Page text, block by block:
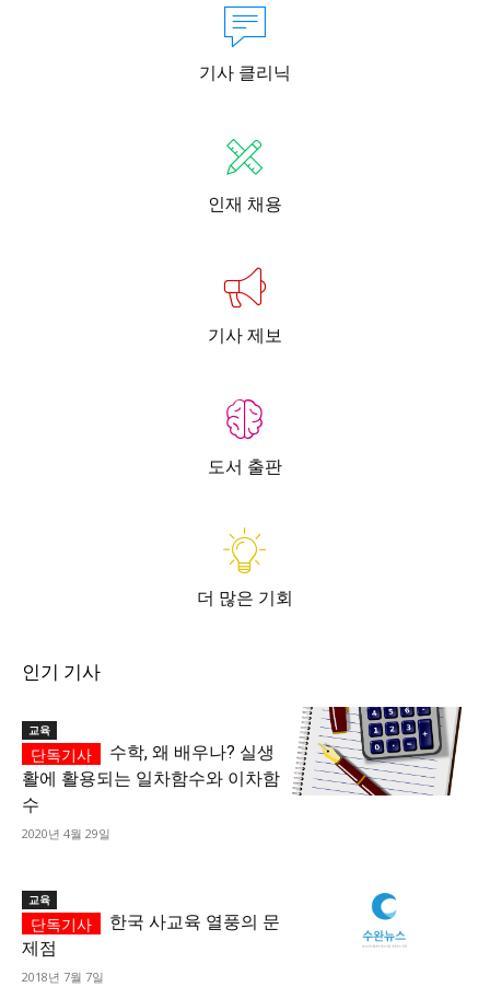
기사 클리닉
인재 채용
기사 제보
도서 출판
더 많은 기회
인기 기사
교육
수학, 왜 배우나? 실생
활에 활용되는 일차함수와 이차함
수
2020년 4월 29일
교육
한국 사교육 열풍의 문
제점
2018년 7월 7일